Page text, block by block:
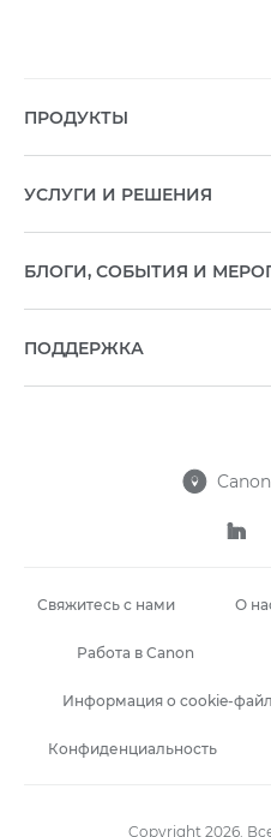
ПРОДУКТЫ
УСЛУГИ И РЕШЕНИЯ
БЛОГИ, СОБЫТИЯ И
ПОДДЕРЖКА


Свяжитесь с нами О
Работа в Canon
Информация о cookie-
Конфиденциальность
Copyright 2026.